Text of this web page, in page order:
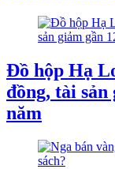
Đồ hộp Hạ
đồng, tài sản
năm